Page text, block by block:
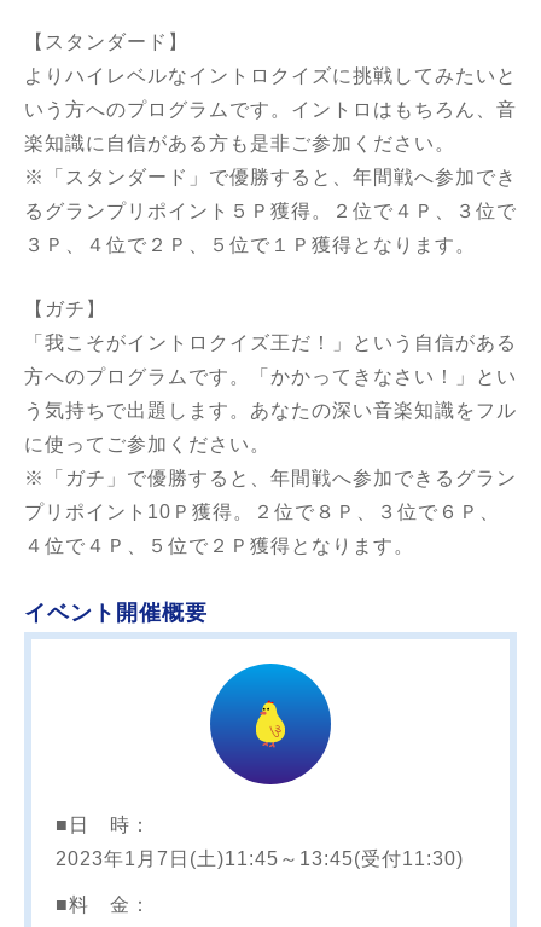
【スタンダード】
よりハイレベルなイントロクイズに挑戦してみたいと
いう方へのプログラムです。イントロはもちろん、音
楽知識に自信がある方も是非ご参加ください。
※「スタンダード」で優勝すると、年間戦へ参加でき
るグランプリポイント５Ｐ獲得。２位で４Ｐ、３位で
３Ｐ、４位で２Ｐ、５位で１Ｐ獲得となります。
【ガチ】
「我こそがイントロクイズ王だ！」という自信がある
方へのプログラムです。「かかってきなさい！」とい
う気持ちで出題します。あなたの深い音楽知識をフル
に使ってご参加ください。
※「ガチ」で優勝すると、年間戦へ参加できるグラン
プリポイント10Ｐ獲得。２位で８Ｐ、３位で６Ｐ、
４位で４Ｐ、５位で２Ｐ獲得となります。
イベント開催概要
■日 時：
2023年1月7日(土)11:45～13:45(受付11:30)
■料 金：